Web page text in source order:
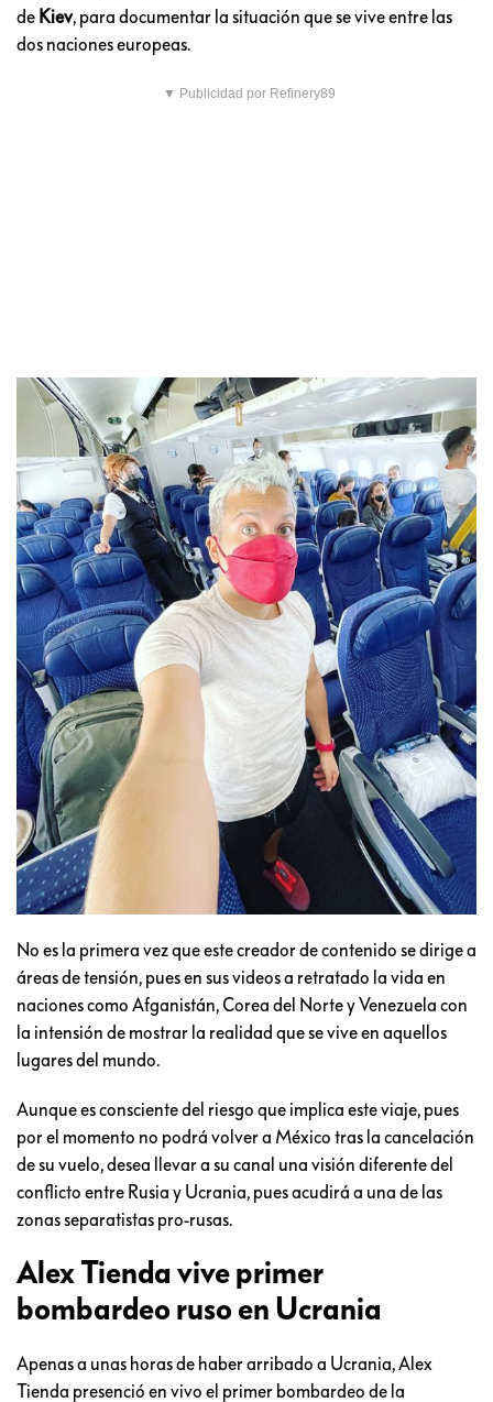
de Kiev, para documentar la situación que se vive entre las
dos naciones europeas.
▼ Publicidad por Refinery89
No es la primera vez que este creador de contenido se dirige a
áreas de tensión, pues en sus videos a retratado la vida en
naciones como Afganistán, Corea del Norte y Venezuela con
la intensión de mostrar la realidad que se vive en aquellos
lugares del mundo.
Aunque es consciente del riesgo que implica este viaje, pues
por el momento no podrá volver a México tras la cancelación
de su vuelo, desea llevar a su canal una visión diferente del
conflicto entre Rusia y Ucrania, pues acudirá a una de las
zonas separatistas pro-rusas.
Alex Tienda vive primer
bombardeo ruso en Ucrania
Apenas a unas horas de haber arribado a Ucrania, Alex
Tienda presenció en vivo el primer bombardeo de la